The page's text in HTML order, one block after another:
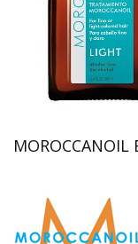
MOROCCANOIL